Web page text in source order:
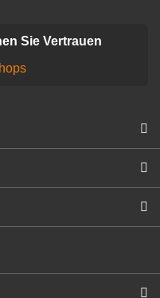
Sie Vertrauen